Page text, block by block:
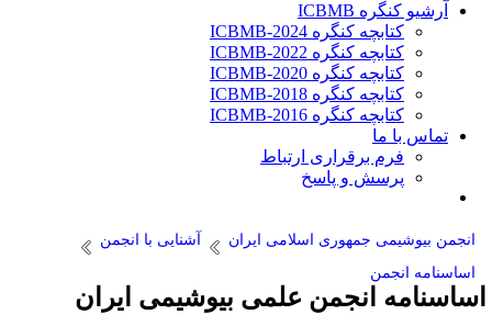
آرشیو کنگره ICBMB
کتابچه کنگره ICBMB-2024
کتابچه کنگره ICBMB-2022
کتابچه کنگره ICBMB-2020
کتابچه کنگره ICBMB-2018
کتابچه کنگره ICBMB-2016
تماس با ما
فرم برقراری ارتباط
پرسش و پاسخ
انجمن بیوشیمی جمهوری اسلامی ایران
آشنایی با انجمن
اساسنامه‌ انجمن
انجمن علمی بیوشیمی ایران